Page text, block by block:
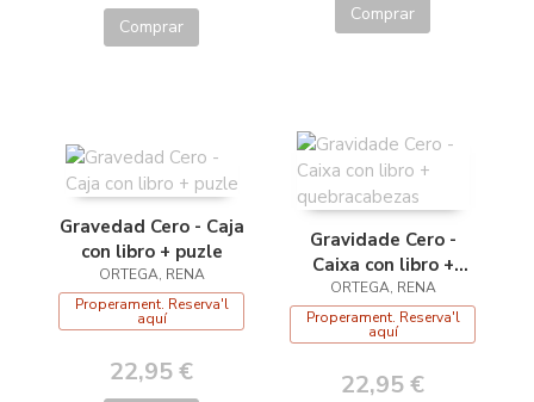
Comprar
Comprar
Gravedad Cero - Caja
con libro + puzle
ORTEGA, RENA
Properament. Reserva'l
aquí
22,95 €
Gravidade Cero -
Caixa con libro +
quebracabezas
ORTEGA, RENA
Properament. Reserva'l
aquí
22,95 €